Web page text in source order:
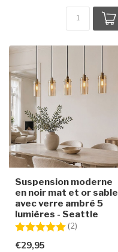
Suspension moderne
en noir mat et or sable
avec verre ambré 5
lumières - Seattle
Note:
(2)
€29,95